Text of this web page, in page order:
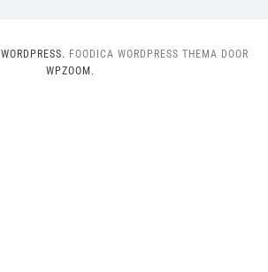
WORDPRESS. FOODICA WORDPRESS THEMA DOOR
WPZOOM.